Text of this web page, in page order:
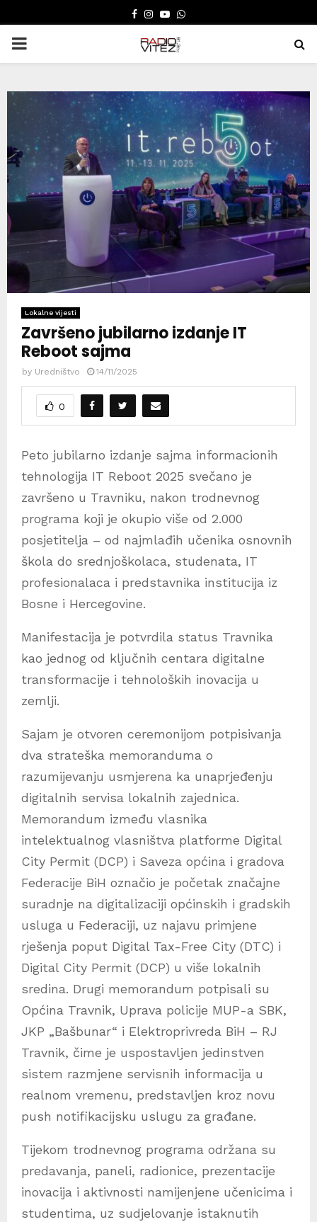
FACEBOOK
INSTAGRAM
YOUTUBE
WHATSAPP
PRIMARY
Lokalne vijesti
Završeno jubilarno izdanje IT
Reboot sajma
by Uredništvo 14/11/2025
0
Peto jubilarno izdanje sajma informacionih
tehnologija IT Reboot 2025 svečano je
završeno u Travniku, nakon trodnevnog
programa koji je okupio više od 2.000
posjetitelja – od najmlađih učenika osnovnih
škola do srednjoškolaca, studenata, IT
profesionalaca i predstavnika institucija iz
Bosne i Hercegovine.
Manifestacija je potvrdila status Travnika
kao jednog od ključnih centara digitalne
transformacije i tehnoloških inovacija u
zemlji.
Sajam je otvoren ceremonijom potpisivanja
dva strateška memoranduma o
razumijevanju usmjerena ka unaprjeđenju
digitalnih servisa lokalnih zajednica.
Memorandum između vlasnika
intelektualnog vlasništva platforme Digital
City Permit (DCP) i Saveza općina i gradova
Federacije BiH označio je početak značajne
suradnje na digitalizaciji općinskih i gradskih
usluga u Federaciji, uz najavu primjene
rješenja poput Digital Tax-Free City (DTC) i
Digital City Permit (DCP) u više lokalnih
sredina. Drugi memorandum potpisali su
Općina Travnik, Uprava policije MUP-a SBK,
JKP „Bašbunar“ i Elektroprivreda BiH – RJ
Travnik, čime je uspostavljen jedinstven
sistem razmjene servisnih informacija u
realnom vremenu, predstavljen kroz novu
push notifikacijsku uslugu za građane.
Tijekom trodnevnog programa održana su
predavanja, paneli, radionice, prezentacije
inovacija i aktivnosti namijenjene učenicima i
studentima, uz sudjelovanje istaknutih